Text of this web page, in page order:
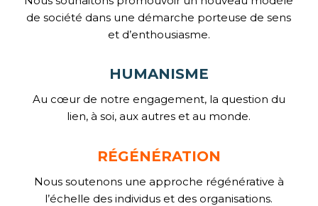
de société dans une démarche porteuse de sens
et d’enthousiasme.
HUMANISME
Au cœur de notre engagement, la question du
lien, à soi, aux autres et au monde.
RÉGÉNÉRATION
Nous soutenons une approche régénérative à
l’échelle des individus et des organisations.